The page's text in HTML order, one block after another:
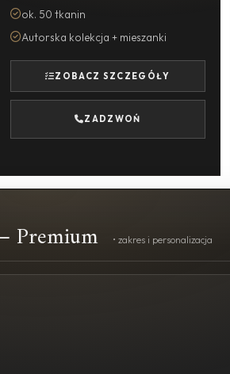
ok. 50 tkanin
Autorska kolekcja + mieszanki
ZOBACZ SZCZEGÓŁY
ZADZWOŃ
Premium • zakres i personalizacja